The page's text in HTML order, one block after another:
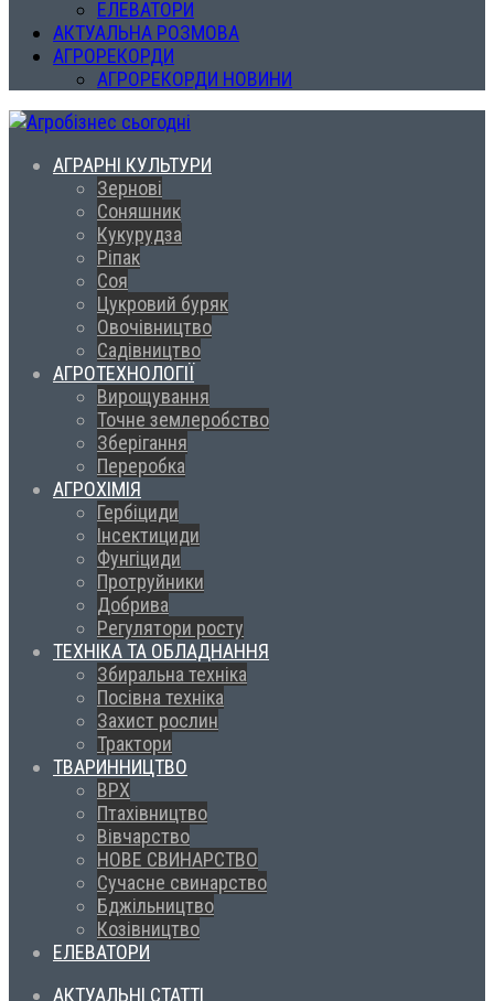
ЕЛЕВАТОРИ
АКТУАЛЬНА РОЗМОВА
АГРОРЕКОРДИ
АГРОРЕКОРДИ НОВИНИ
АГРАРНІ КУЛЬТУРИ
Зернові
Соняшник
Кукурудза
Ріпак
Соя
Цукровий буряк
Овочівництво
Садівництво
АГРОТЕХНОЛОГІЇ
Вирощування
Точне землеробство
Зберігання
Переробка
АГРОХІМІЯ
Гербіциди
Інсектициди
Фунгіциди
Протруйники
Добрива
Регулятори росту
ТЕХНІКА ТА ОБЛАДНАННЯ
Збиральна техніка
Посівна техніка
Захист рослин
Трактори
ТВАРИННИЦТВО
ВРХ
Птахівництво
Вівчарство
НОВЕ СВИНАРСТВО
Сучасне свинарство
Бджільництво
Козівництво
ЕЛЕВАТОРИ
АКТУАЛЬНІ СТАТТІ